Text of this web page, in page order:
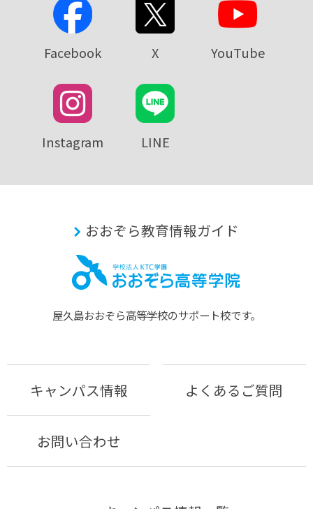
Facebook X YouTube
Instagram LINE
おおぞら教育情報ガイド
屋久島おおぞら⾼等学校のサポート校です。
キャンパス情報 よくあるご質問
お問い合わせ